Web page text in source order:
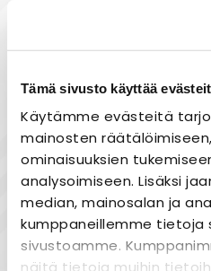
Tämä sivusto käyttää
Käytämme evästeitä
mainosten
ominaisuuksien
analysoimiseen. Lisäksi
median, mainosalan ja
kumppaneillemme tietoja
sivustoamme.
näitä tietoja muihin
Maksa
Nopea
Heti